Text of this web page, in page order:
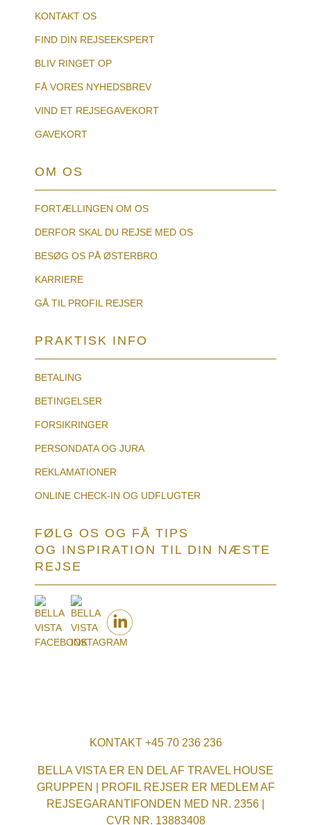
KONTAKT OS
FIND DIN REJSEEKSPERT
BLIV RINGET OP
FÅ VORES NYHEDSBREV
VIND ET REJSEGAVEKORT
GAVEKORT
OM OS
FORTÆLLINGEN OM OS
DERFOR SKAL DU REJSE MED OS
BESØG OS PÅ ØSTERBRO
KARRIERE
GÅ TIL PROFIL REJSER
PRAKTISK INFO
BETALING
BETINGELSER
FORSIKRINGER
PERSONDATA OG JURA
REKLAMATIONER
ONLINE CHECK-IN OG UDFLUGTER
FØLG OS OG FÅ TIPS
OG INSPIRATION TIL DIN NÆSTE
REJSE
KONTAKT +45 70 236 236
BELLA VISTA ER EN DEL AF TRAVEL HOUSE
GRUPPEN | PROFIL REJSER ER MEDLEM AF
REJSEGARANTIFONDEN MED NR. 2356 |
CVR NR. 13883408